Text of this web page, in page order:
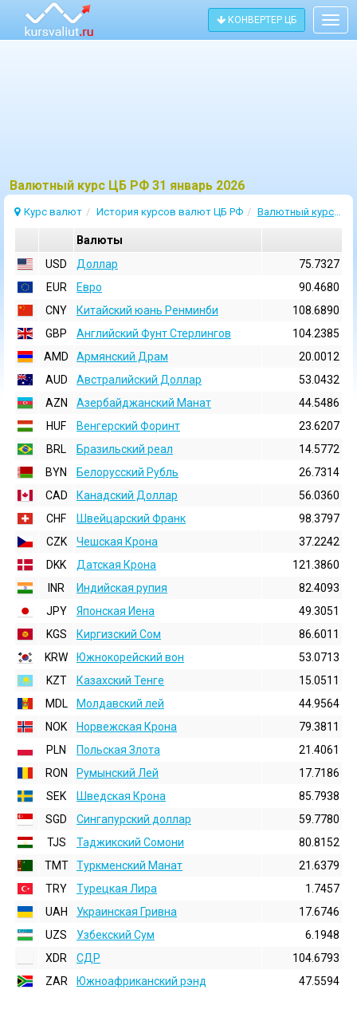
КОНВЕРТЕР ЦБ
Bалютный курс ЦБ РФ 31 январь 2026
Курс валют История курсов валют ЦБ РФ Валютный курс 31 Январь 2026
Валюты
USD
Доллар
75.7327
EUR
Евро
90.4680
CNY
Китайский юань Ренминби
108.6890
GBP
Английский Фунт Стерлингов
104.2385
AMD
Армянский Драм
20.0012
AUD
Австралийский Доллар
53.0432
AZN
Азербайджанский Манат
44.5486
HUF
Венгерский Форинт
23.6207
BRL
Бразильский реал
14.5772
BYN
Белорусский Рубль
26.7314
CAD
Канадский Доллар
56.0360
CHF
Швейцарский Франк
98.3797
CZK
Чешская Крона
37.2242
DKK
Датская Крона
121.3860
INR
Индийская pупия
82.4093
JPY
Японская Иена
49.3051
KGS
Киргизский Сом
86.6011
KRW
Южнокорейский вон
53.0713
KZT
Казахский Тенге
15.0511
MDL
Молдавский лей
44.9564
NOK
Норвежская Крона
79.3811
PLN
Польская Злота
21.4061
RON
Румынский Лей
17.7186
SEK
Шведская Крона
85.7938
SGD
Сингапурский доллар
59.7780
TJS
Таджикский Сомони
80.8152
TMT
Туркменский Манат
21.6379
TRY
Турецкая Лира
1.7457
UAH
Украинская Гривна
17.6746
UZS
Узбекский Сум
6.1948
XDR
СДР
104.6793
ZAR
Южноафриканский рэнд 47.5594